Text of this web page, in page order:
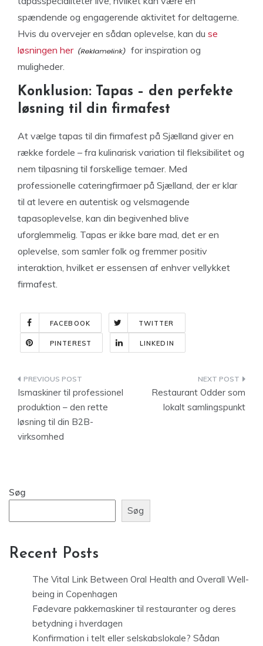
spændende og engagerende aktivitet for deltagerne.
Hvis du overvejer en sådan oplevelse, kan du se
løsningen her
for inspiration og
muligheder.
Konklusion: Tapas – den perfekte
løsning til din firmafest
At vælge tapas til din firmafest på Sjælland giver en
række fordele – fra kulinarisk variation til fleksibilitet og
nem tilpasning til forskellige temaer. Med
professionelle cateringfirmaer på Sjælland, der er klar
til at levere en autentisk og velsmagende
tapasoplevelse, kan din begivenhed blive
uforglemmelig. Tapas er ikke bare mad, det er en
oplevelse, som samler folk og fremmer positiv
interaktion, hvilket er essensen af enhver vellykket
firmafest.
FACEBOOK TWITTER
PINTEREST LINKEDIN
Indlægsnavigation
Ismaskiner til professionel
produktion – den rette
løsning til din B2B-
virksomhed
Restaurant Odder som
lokalt samlingspunkt
Søg
Søg
Recent Posts
The Vital Link Between Oral Health and Overall Well-
being in Copenhagen
Fødevare pakkemaskiner til restauranter og deres
betydning i hverdagen
Konfirmation i telt eller selskabslokale? Sådan